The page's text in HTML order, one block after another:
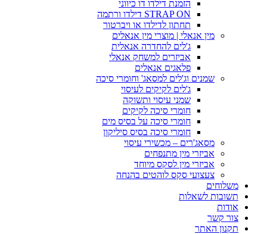
הזמנת דילדו דו כיווני
STRAP ON דילדו ורתמה
תחתון לדילדו או ויברטור
מין אנאלי | מוצרי מין אנאלים
ג'לים להחדרה אנאלית
אביזרים למשחק אנאלי
פלאגים אנאלים
שמנים וג'לים למסאג' וחומרי סיכה
ג'לים לקיקים לעיסוי
שמני עיסוי ותשוקה
חומרי סיכה לקיקים
חומרי סיכה על בסיס מים
חומרי סיכה בסיס סיליקון
מסאג'רים – מכשירי עיסוי
אביזרי מין מתנפחים
אביזרי מין לסקס מיוחד
צעצועי סקס לוהטים בהנחה
משלוחים
תשובות לשאלות
אודות
צור קשר
תקנון האתר